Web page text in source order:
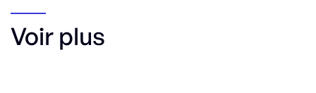
Voir plus